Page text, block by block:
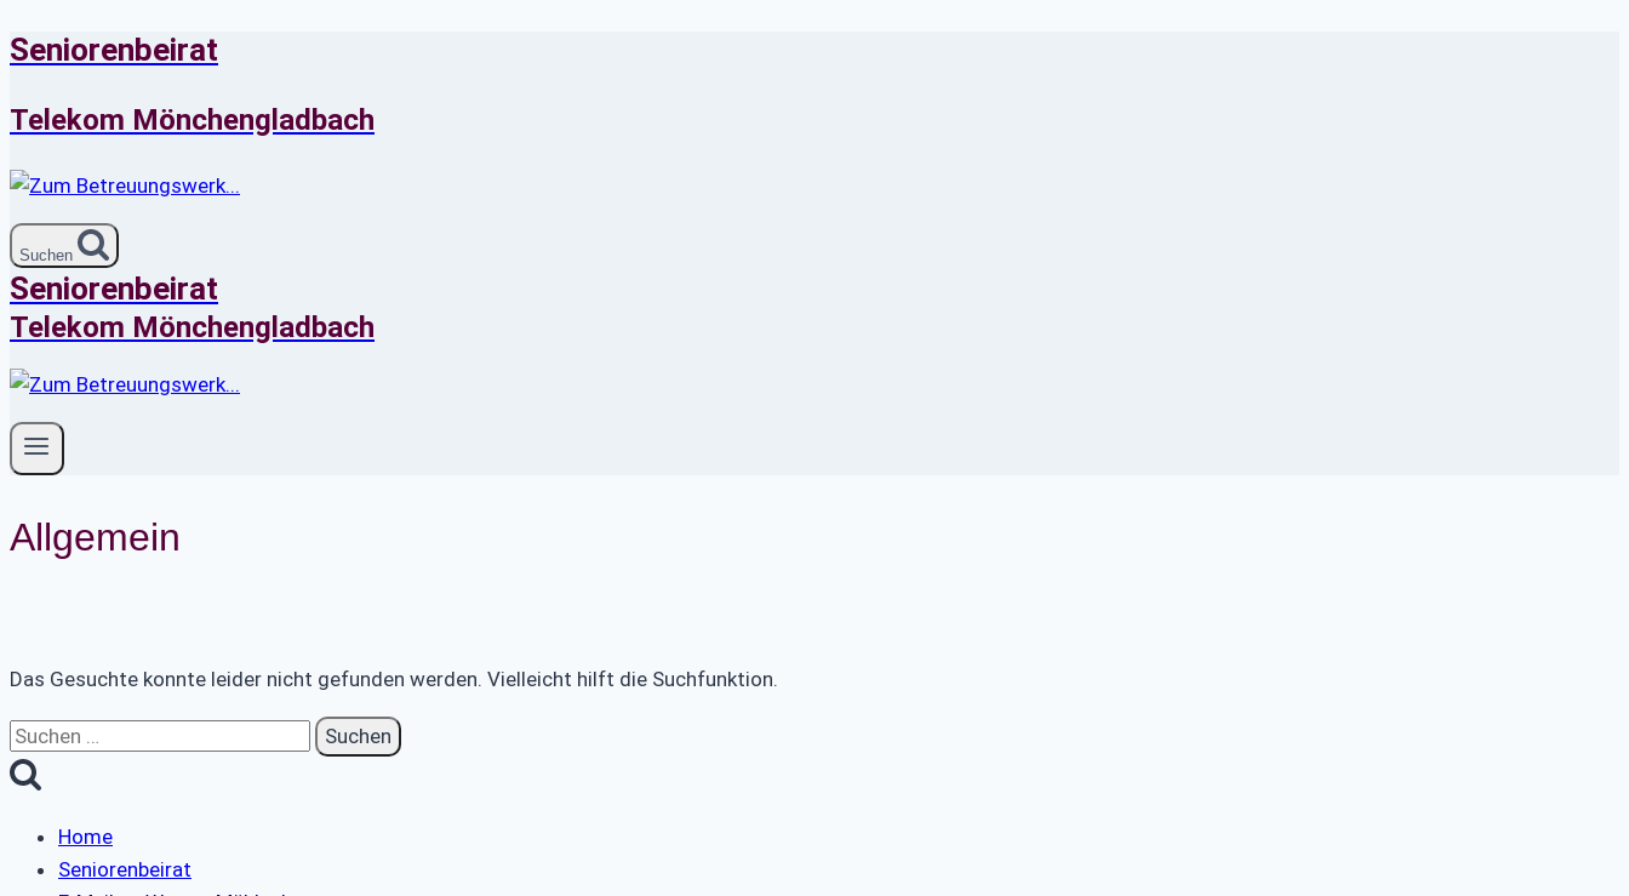
Zum
springen
Seniorenbeirat
Telekom Mönchengladbach
Suchen
Seniorenbeirat
Telekom Mönchengladbach
Allgemein
Das Gesuchte konnte leider nicht gefunden werden. Vielleicht hilft die Suchfunktion.
Suchen
nach:
Home
Seniorenbeirat